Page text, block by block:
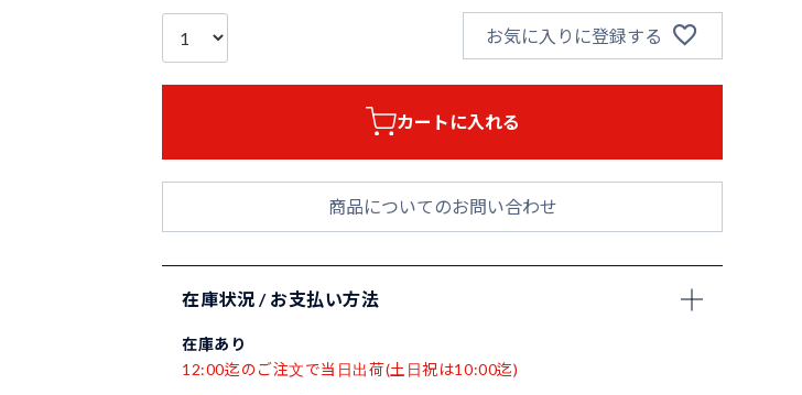
お気に入りに登録する
カートに入れる
商品についてのお問い合わせ
在庫状況 / お支払い方法
在庫あり
12:00迄のご注文で当日出荷(土日祝は10:00迄)